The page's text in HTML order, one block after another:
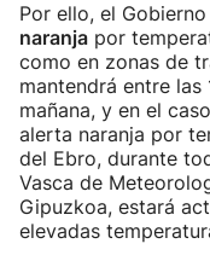
Por ello, el
naranja por
como en zonas de
mantendrá entre
mañana, y en el
alerta naranja por
del Ebro, durante
Vasca de
Gipuzkoa, estará
elevadas